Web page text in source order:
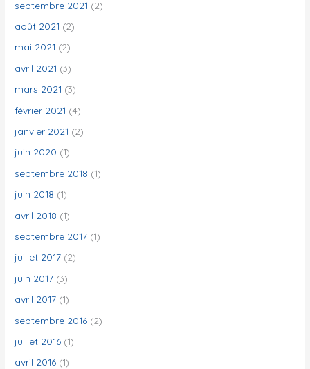
septembre 2021 (2)
août 2021 (2)
mai 2021 (2)
avril 2021 (3)
mars 2021 (3)
février 2021 (4)
janvier 2021 (2)
juin 2020 (1)
septembre 2018 (1)
juin 2018 (1)
avril 2018 (1)
septembre 2017 (1)
juillet 2017 (2)
juin 2017 (3)
avril 2017 (1)
septembre 2016 (2)
juillet 2016 (1)
avril 2016 (1)